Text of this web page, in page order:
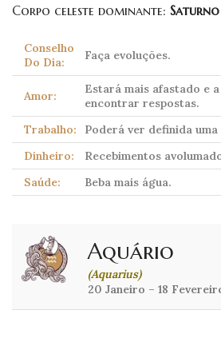
Corpo celeste dominante: Saturno
Conselho
Do Dia:
Faça evoluções.
Amor:
Estará mais afastado e
encontrar respostas.
Trabalho:
Poderá ver definida
Dinheiro:
Recebimentos
Saúde:
Beba mais água.
Aquário
(Aquarius)
20 Janeiro – 18